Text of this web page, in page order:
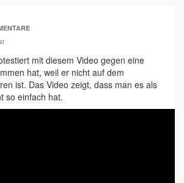
mit diesem Video gegen eine
hat, weil er nicht auf dem
ist. Das Video zeigt, dass man es als
so einfach hat.